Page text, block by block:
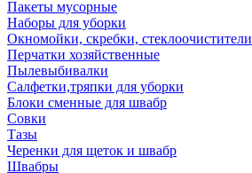
Пакеты мусорные
Наборы для уборки
Окномойки, скребки, стеклоочистители
Перчатки хозяйственные
Пылевыбивалки
Салфетки,тряпки для уборки
Блоки сменные для швабр
Совки
Тазы
Черенки для щеток и швабр
Швабры